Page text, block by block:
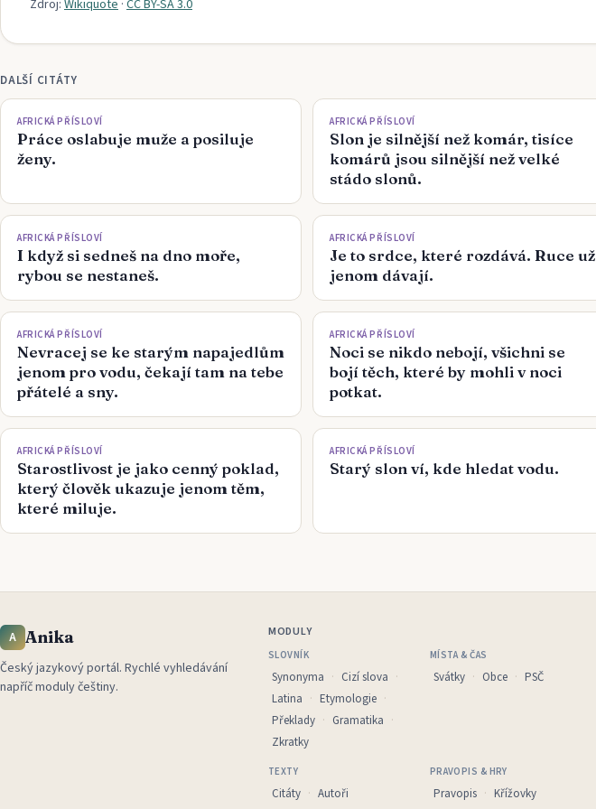
Zdroj: Wikiquote · CC BY-SA 3.0
DALŠÍ CITÁTY
AFRICKÁ PŘÍSLOVÍ
Práce oslabuje muže a posiluje
ženy.
AFRICKÁ PŘÍSLOVÍ
Slon je silnější než komár, tisíce
komárů jsou silnější než velké
stádo slonů.
AFRICKÁ PŘÍSLOVÍ
I když si sedneš na dno moře,
rybou se nestaneš.
AFRICKÁ PŘÍSLOVÍ
Je to srdce, které rozdává. Ruce už
jenom dávají.
AFRICKÁ PŘÍSLOVÍ
Nevracej se ke starým napajedlům
jenom pro vodu, čekají tam na tebe
přátelé a sny.
AFRICKÁ PŘÍSLOVÍ
Noci se nikdo nebojí, všichni se
bojí těch, které by mohli v noci
potkat.
AFRICKÁ PŘÍSLOVÍ
Starostlivost je jako cenný poklad,
který člověk ukazuje jenom těm,
které miluje.
AFRICKÁ PŘÍSLOVÍ
Starý slon ví, kde hledat vodu.
A Anika
Český jazykový portál. Rychlé vyhledávání
napříč moduly češtiny.
MODULY
SLOVNÍK
Synonyma
Cizí slova
Latina
Etymologie
Překlady
Gramatika
Zkratky
MÍSTA & ČAS
Svátky Obce PSČ
TEXTY
Citáty Autoři
PRAVOPIS & HRY
Pravopis Křížovky